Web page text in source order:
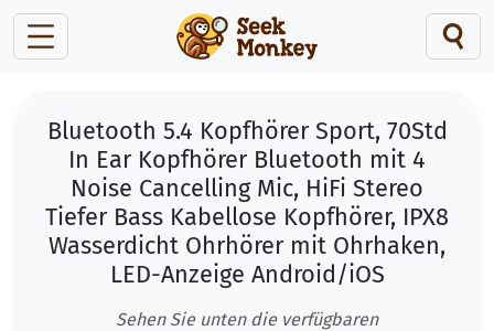
Bluetooth 5.4 Kopfhörer Sport, 70Std
In Ear Kopfhörer Bluetooth mit 4
Noise Cancelling Mic, HiFi Stereo
Tiefer Bass Kabellose Kopfhörer, IPX8
Wasserdicht Ohrhörer mit Ohrhaken,
LED-Anzeige Android/iOS
Sehen Sie unten die verfügbaren